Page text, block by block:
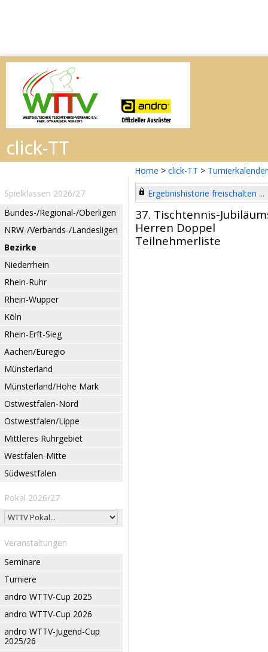
Home > click-TT > Turnierkalender
Spielklassen 2026/27
Bundes-/Regional-/Oberligen
NRW-/Verbands-/Landesligen
Bezirke
Niederrhein
Rhein-Ruhr
Rhein-Wupper
Köln
Rhein-Erft-Sieg
Aachen/Euregio
Münsterland
Münsterland/Hohe Mark
Ostwestfalen-Nord
Ostwestfalen/Lippe
Mittleres Ruhrgebiet
Westfalen-Mitte
Südwestfalen
Pokal 2026/27
Veranstaltungen
Seminare
Turniere
andro WTTV-Cup 2025
andro WTTV-Cup 2026
andro WTTV-Jugend-Cup
2025/26
Ergebnishistorie freischalten ...
37. Tischtennis-
Herren Doppel
Teilnehmerliste